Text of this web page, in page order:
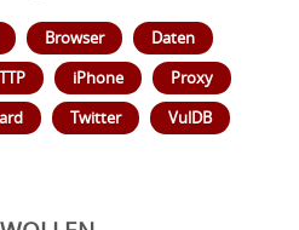
Browser
Daten
iPhone
Proxy
Twitter VulDB